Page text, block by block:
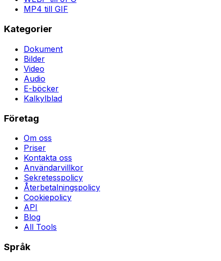
MP4 till GIF
Kategorier
Dokument
Bilder
Video
Audio
E-böcker
Kalkylblad
Företag
Om oss
Priser
Kontakta oss
Användarvillkor
Sekretesspolicy
Återbetalningspolicy
Cookiepolicy
API
Blog
All Tools
Språk